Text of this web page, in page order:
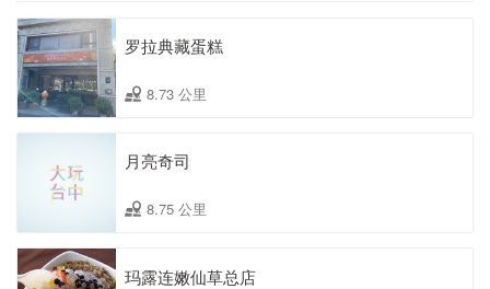
罗拉典藏蛋糕
8.73 公里
月亮奇司
8.75 公里
玛露连嫩仙草总店